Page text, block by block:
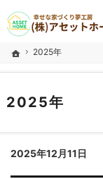
ホーム
2025年
2025年
米子市の注文住宅ならアセッ
幸せな家づくり夢工房 米子
2025年12月11日